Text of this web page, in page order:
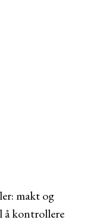
makt og
å kontrollere